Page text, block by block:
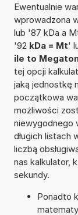
Ewentualnie
wprowadzona
lub '87 kDa a
'92 kDa = Mt'
ile to
tej opcji
jaką jednostkę
początkowa
możliwości
niewygodnego
długich listach
liczbą
nas kalkulator,
sekundy.
Ponadto